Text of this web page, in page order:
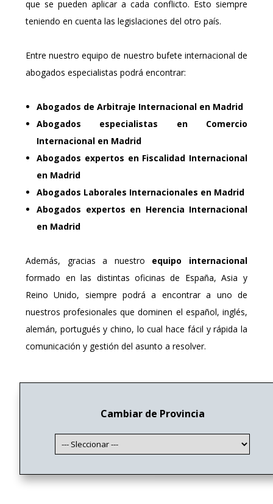
que se pueden aplicar a cada conflicto. Esto siempre
teniendo en cuenta las legislaciones del otro país.
Entre nuestro equipo de nuestro bufete internacional de
abogados especialistas podrá encontrar:
Abogados de Arbitraje Internacional en Madrid
Abogados especialistas en Comercio
Internacional en Madrid
Abogados expertos en Fiscalidad Internacional
en Madrid
Abogados Laborales Internacionales en Madrid
Abogados expertos en Herencia Internacional
en Madrid
Además, gracias a nuestro equipo internacional
formado en las distintas oficinas de España, Asia y
Reino Unido, siempre podrá a encontrar a uno de
nuestros profesionales que dominen el español, inglés,
alemán, portugués y chino, lo cual hace fácil y rápida la
comunicación y gestión del asunto a resolver.
Cambiar de Provincia